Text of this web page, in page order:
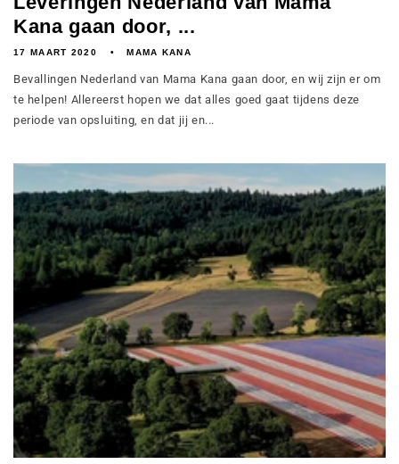
Kana gaan door, ...
17 MAART 2020 MAMA KANA
Bevallingen Nederland van Mama Kana gaan door, en wij zijn er om
te helpen! Allereerst hopen we dat alles goed gaat tijdens deze
periode van opsluiting, en dat jij en...